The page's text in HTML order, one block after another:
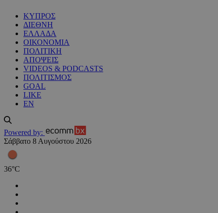
ΚΥΠΡΟΣ
ΔΙΕΘΝΗ
ΕΛΛΑΔΑ
ΟΙΚΟΝΟΜΙΑ
ΠΟΛΙΤΙΚΗ
ΑΠΟΨΕΙΣ
VIDEOS & PODCASTS
ΠΟΛΙΤΙΣΜΟΣ
GOAL
LIKE
EN
Powered by:
Σάββατο 8 Αυγούστου 2026
36°C